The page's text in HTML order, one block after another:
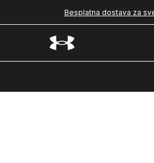
Besplatna dostava za